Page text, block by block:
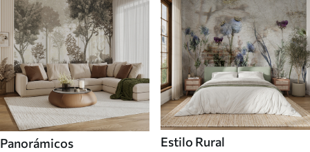
Panorámicos Estilo Rural